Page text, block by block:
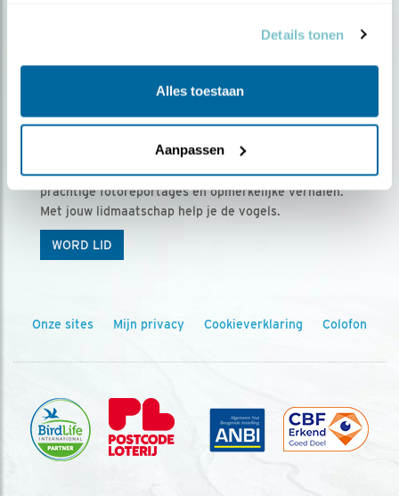
Details tonen
Alles toestaan
Aanpassen
Ontvang 5 x Vogels voor € 36,00 per jaar
Vogels is het tijdschrift voor onze leden, met
prachtige fotoreportages en opmerkelijke verhalen.
Met jouw lidmaatschap help je de vogels.
WORD LID
Onze sites Mijn privacy Cookieverklaring Colofon